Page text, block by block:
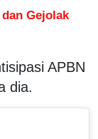
Gejolak
APBN
dia.